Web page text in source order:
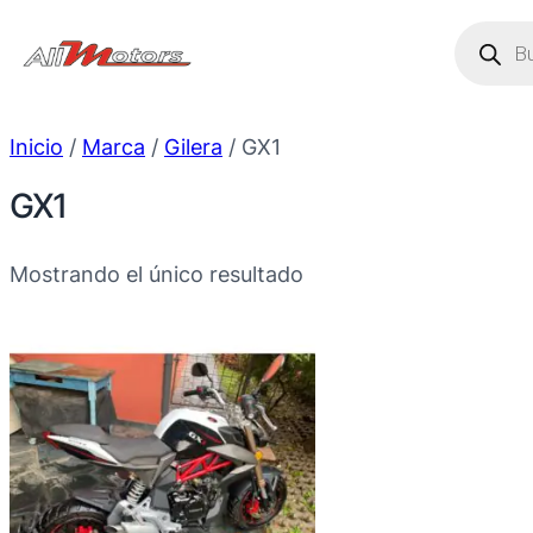
Inicio / Marca / Gilera / GX1
GX1
Mostrando el único resultado